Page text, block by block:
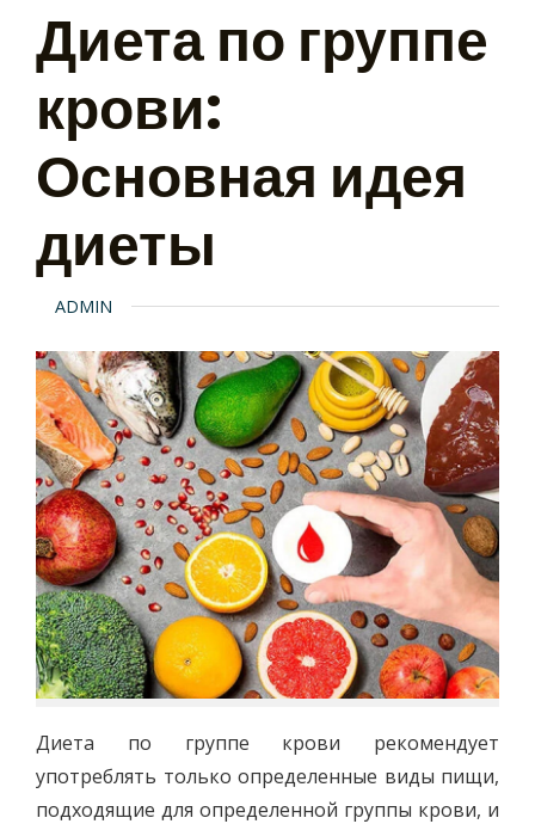
Диета по группе
крови:
Основная идея
диеты
ADMIN
Диета по группе крови рекомендует
употреблять только определенные виды пищи,
подходящие для определенной группы крови, и